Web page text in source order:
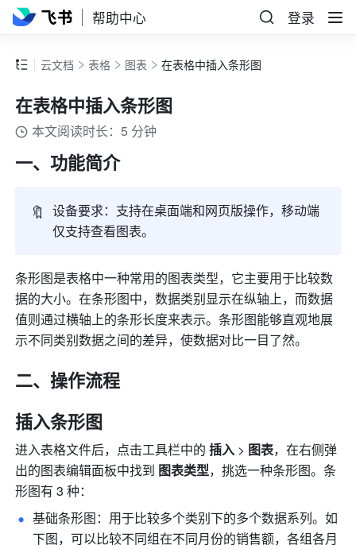
帮助中心 登录
云文档 表格 图表 在表格中插入条形图
在表格中插入条形图
本文阅读时长：5 分钟
一、功能简介
🔖 设备要求： 支持在桌面端和网页版操作，移动端
仅支持查看图表。
条形图是表格中一种常用的图表类型，它主要用于比较数
据的大小。在条形图中，数据类别显示在纵轴上，而数据
值则通过横轴上的条形长度来表示。条形图能够直观地展
示不同类别数据之间的差异，使数据对比一目了然。
二、操作流程
插入条形图
进入表格文件后，点击工具栏中的 插入 > 图表，在右侧弹
出的图表编辑面板中找到 图表类型，挑选一种条形图。条
形图有 3 种：
基础条形图：用于比较多个类别下的多个数据系列。如
下图，可以比较不同组在不同月份的销售额，各组各月